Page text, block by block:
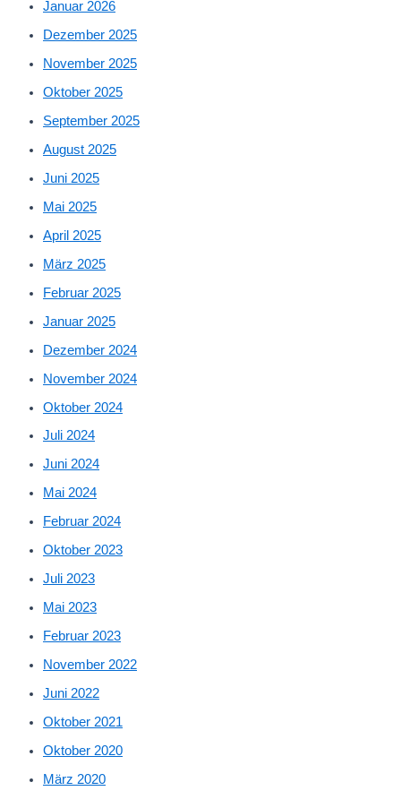
Januar 2026
Dezember 2025
November 2025
Oktober 2025
September 2025
August 2025
Juni 2025
Mai 2025
April 2025
März 2025
Februar 2025
Januar 2025
Dezember 2024
November 2024
Oktober 2024
Juli 2024
Juni 2024
Mai 2024
Februar 2024
Oktober 2023
Juli 2023
Mai 2023
Februar 2023
November 2022
Juni 2022
Oktober 2021
Oktober 2020
März 2020